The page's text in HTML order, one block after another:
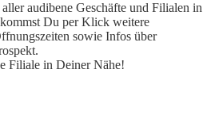
audibene Geschäfte und Filialen in
Du per Klick weitere
sowie Infos über
Filiale in Deiner Nähe!